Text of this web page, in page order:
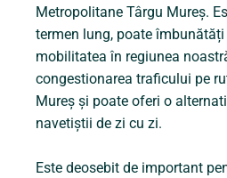
Metropolitane Târgu Mureș.
termen lung, poate
mobilitatea în regiunea
congestionarea traficului pe
Mureș și poate oferi o
navetiștii de zi cu zi.
Este deosebit de important